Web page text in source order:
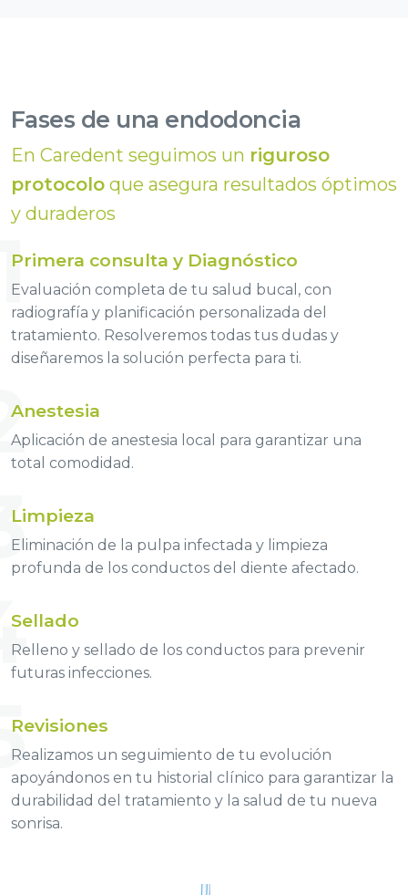
Fases de una endodoncia
En Caredent seguimos un riguroso
protocolo que asegura resultados óptimos
y duraderos
Primera consulta y Diagnóstico
Evaluación completa de tu salud bucal, con
radiografía y planificación personalizada del
tratamiento. Resolveremos todas tus dudas y
diseñaremos la solución perfecta para ti.
Anestesia
Aplicación de anestesia local para garantizar una
total comodidad.
Limpieza
Eliminación de la pulpa infectada y limpieza
profunda de los conductos del diente afectado.
Sellado
Relleno y sellado de los conductos para prevenir
futuras infecciones.
Revisiones
Realizamos un seguimiento de tu evolución
apoyándonos en tu historial clínico para garantizar la
durabilidad del tratamiento y la salud de tu nueva
sonrisa.